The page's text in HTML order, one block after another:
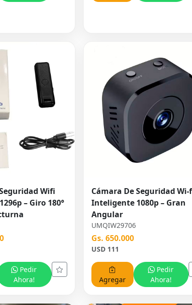
Wifi
– Giro 180°
Pedir
Ahora!
Cámara De Seguridad Wi-
Inteligente 1080p – Gran
Angular
UMQIW29706
Gs. 650.000
USD 111
Agregar
Pedir
Ahora!